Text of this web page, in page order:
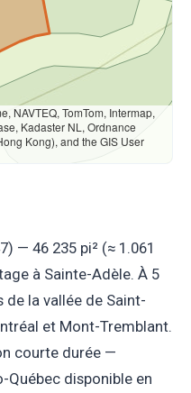
NAVTEQ, TomTom, Intermap,
Kadaster NL, Ordnance
Kong), and the GIS User
— 46 235 pi² (≈ 1.061
à Sainte-Adèle. À 5
de la vallée de Saint-
et Mont-Tremblant.
courte durée —
Québec disponible en